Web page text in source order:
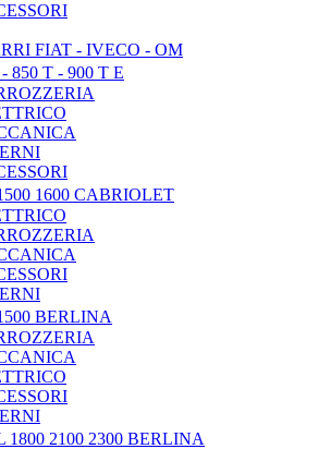
FIAT - IVECO - OM
850 T - 900 T E
1600 CABRIOLET
BERLINA
1800 2100 2300 BERLINA